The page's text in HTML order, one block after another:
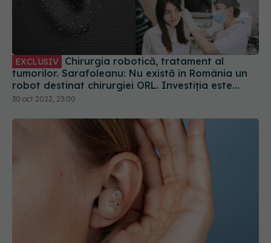
EXCLUSIV
tumorilor. Sarafoleanu: Nu există în România un
robot destinat chirurgiei ORL. Investiția este
foarte mare
30 oct 2022, 23:00